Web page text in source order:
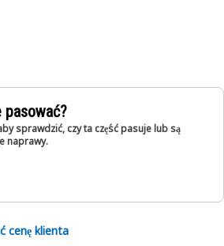
pasować?
sprawdzić, czy ta część pasuje lub są
naprawy.
cenę klienta